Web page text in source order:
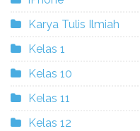
Karya Tulis Ilmiah
Kelas 1
Kelas 10
Kelas 11
Kelas 12